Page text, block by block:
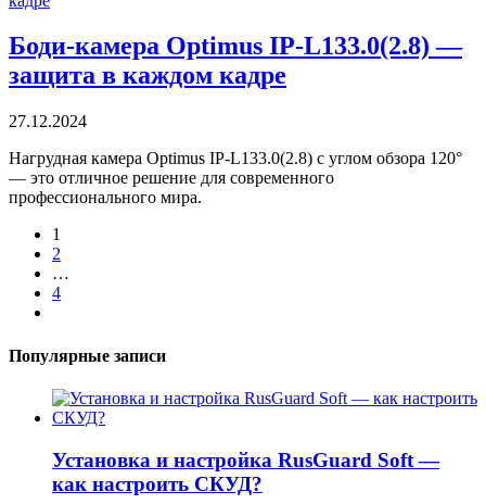
Боди-камера Optimus IP-L133.0(2.8) —
защита в каждом кадре
27.12.2024
Нагрудная камера Optimus IP-L133.0(2.8) с углом обзора 120°
— это отличное решение для современного
профессионального мира.
1
2
…
4
Популярные записи
Установка и настройка RusGuard Soft —
как настроить СКУД?